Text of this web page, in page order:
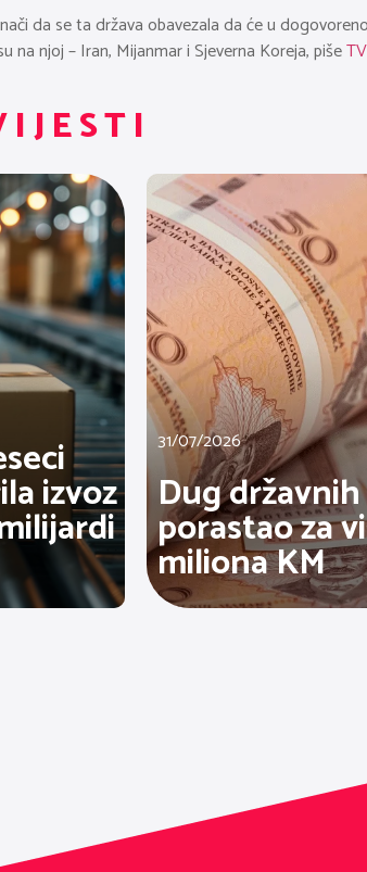
da se ta država obavezala da će u
na njoj – Iran, Mijanmar i Sjeverna Koreja, piše
izvoz
31/07/2026
Dug
porastao za
miliona KM